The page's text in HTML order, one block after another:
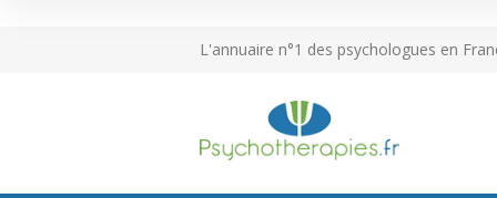
L'annuaire n°1 des psychologues en